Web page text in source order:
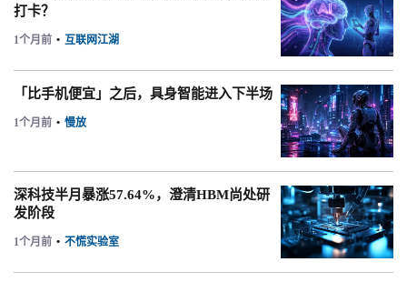
打卡？
1个月前 • 互联网江湖
「比手机便宜」之后，具身智能进入下半场
1个月前 • 慢放
深科技半月暴涨57.64%，澄清HBM尚处研
发阶段
1个月前 • 不慌实验室